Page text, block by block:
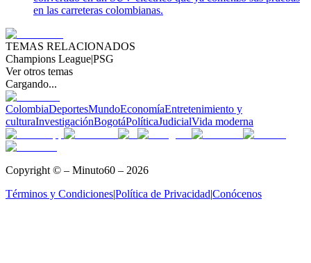
en las carreteras colombianas.
TEMAS RELACIONADOS
Champions League|PSG
Ver otros temas
Cargando...
ColombiaDeportesMundoEconomíaEntretenimiento y
culturaInvestigaciónBogotáPolíticaJudicialVida moderna
Copyright © – Minuto60 – 2026
Términos y Condiciones|Política de Privacidad|Conócenos